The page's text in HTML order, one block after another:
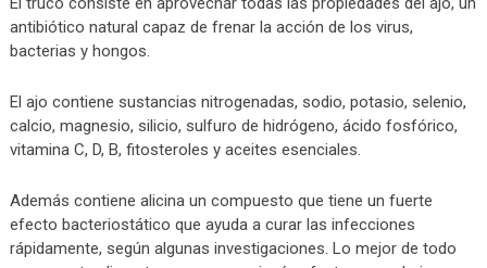
antibiótico natural capaz de frenar la acción de los virus,
bacterias y hongos.
El ajo contiene sustancias nitrogenadas, sodio, potasio, selenio,
calcio, magnesio, silicio, sulfuro de hidrógeno, ácido fosfórico,
vitamina C, D, B, fitosteroles y aceites esenciales.
Además contiene alicina un compuesto que tiene un fuerte
efecto bacteriostático que ayuda a curar las infecciones
rápidamente, según algunas investigaciones. Lo mejor de todo